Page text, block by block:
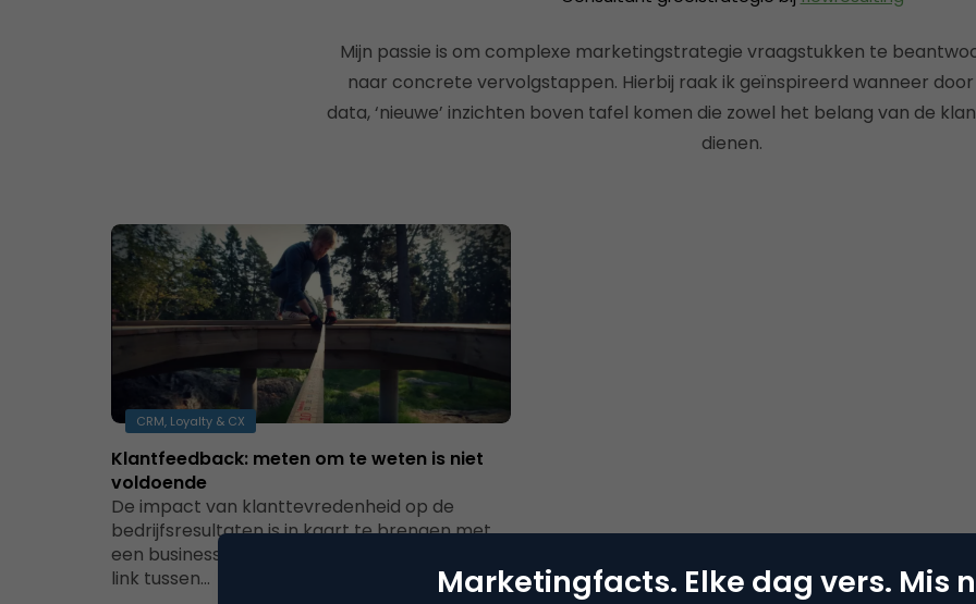
Mijn passie is om complexe marketingstrategie vraagstukken te
naar concrete vervolgstappen. Hierbij raak ik geïnspireerd wanneer
data, ‘nieuwe’ inzichten boven tafel komen die zowel het belang van de
dienen.
CRM, Loyalty & CX
Klantfeedback: meten om te weten is niet
voldoende
De impact van klanttevredenheid op de
bedrijfsresultaten is in kaart te brengen met
een businesscase van klantgerichtheid. Als de
link tussen…
Marketingfacts. Elke dag vers. Mis